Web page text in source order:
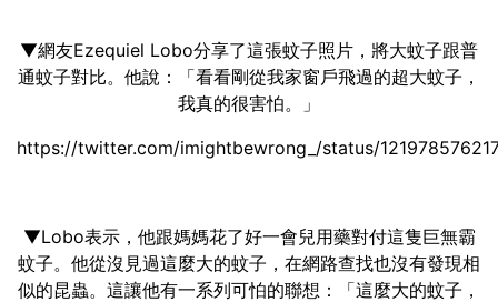
▼網友Ezequiel Lobo分享了這張蚊子照片，將大蚊子跟普
通蚊子對比。他說：「看看剛從我家窗戶飛過的超大蚊子，
我真的很害怕。」
https://twitter.com/imightbewrong_/status/
▼Lobo表示，他跟媽媽花了好一會兒用藥對付這隻巨無霸
蚊子。他從沒見過這麼大的蚊子，在網路查找也沒有發現相
似的昆蟲。這讓他有一系列可怕的聯想：「這麼大的蚊子，